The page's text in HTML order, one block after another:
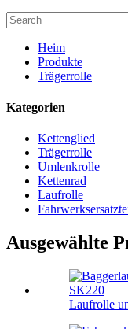
Heim
Produkte
Trägerrolle
Kategorien
Kettenglied
Trägerrolle
Umlenkrolle
Kettenrad
Laufrolle
Ausgewählte
Laufrolle